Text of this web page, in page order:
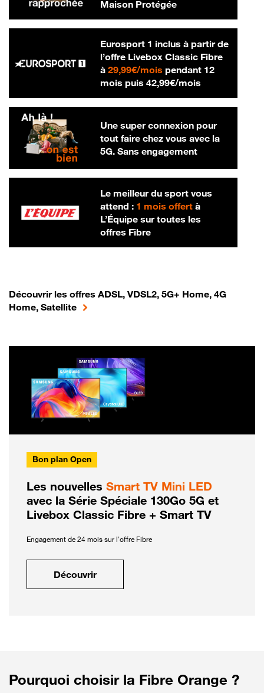
Maison Protégée
Eurosport 1 inclus à partir de
l’offre Livebox Classic Fibre
à 29,99€/mois29,99 € par mois
pendant 12
mois puis 42,99€/mois42,99 € par
Une super connexion pour
tout faire chez vous avec la
5G. Sans engagement
Le meilleur du sport vous
attend : 1 mois offertà
L’Équipe sur toutes les
offres Fibre
Découvrir les offres ADSL, VDSL2, 5G+ Home, 4G
Home, Satellite
Bon plan Open
Les nouvelles Smart TV Mini LED
avec la Série Spéciale 130Go 5G et
Livebox Classic Fibre + Smart TV
Engagement de 24 mois sur l'offre Fibre
Découvrir
Pourquoi choisir la Fibre Orange ?